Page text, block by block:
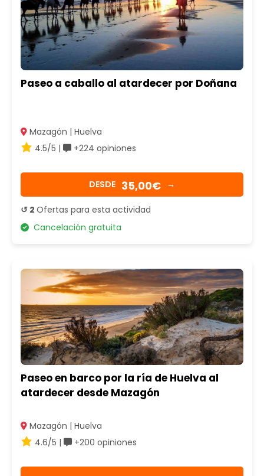
Paseo a caballo al atardecer por Doñana
Mazagón | Huelva
4.5/5 |
+224 opiniones
DESDE 35,00€ →
↺ 2 Ofertas para esta actividad
Cancelación gratuita
Paseo en barco por la ría de Huelva al
atardecer desde Mazagón
Mazagón | Huelva
4.6/5 |
+200 opiniones